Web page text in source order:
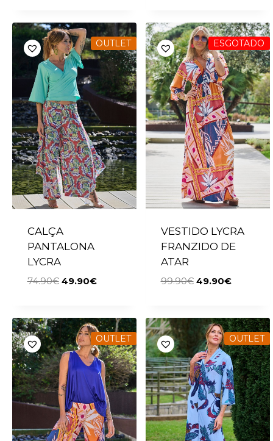
OUTLET
CALÇA
PANTALONA
LYCRA
74.90€ 49.90€
ESGOTADO
VESTIDO LYCRA
FRANZIDO DE
ATAR
99.90€ 49.90€
OUTLET OUTLET